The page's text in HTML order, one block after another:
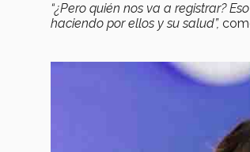
“¿Pero quién nos va a registrar?
haciendo por ellos y su salud”,